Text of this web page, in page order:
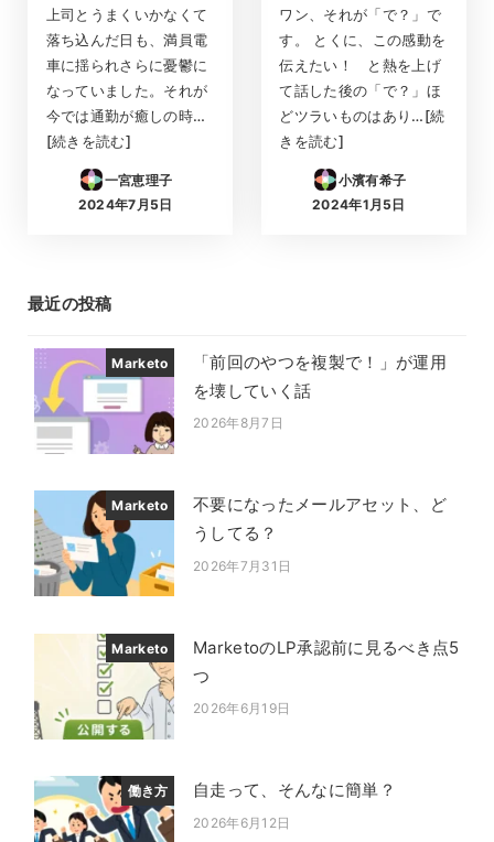
上司とうまくいかなくて
落ち込んだ日も、満員電
車に揺られさらに憂鬱に
なっていました。それが
今では通勤が癒しの時…
[続きを読む]
一宮恵理子
投稿日
2024年7月5日
ワン、それが「で？」で
す。 とくに、この感動を
伝えたい！ と熱を上げ
て話した後の「で？」ほ
どツラいものはあり…[続
きを読む]
小濱有希子
投稿日
2024年1月5日
最近の投稿
Marketo
「前回のやつを複製で！」が運用
を壊していく話
投稿日
2026年8月7日
Marketo
不要になったメールアセット、ど
うしてる？
投稿日
2026年7月31日
Marketo
MarketoのLP承認前に見るべき点5
つ
投稿日
2026年6月19日
働き方 自走って、そんなに簡単？
投稿日
2026年6月12日